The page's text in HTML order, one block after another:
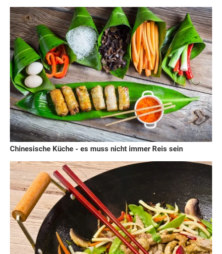
Chinesische Küche - es muss nicht immer Reis sein